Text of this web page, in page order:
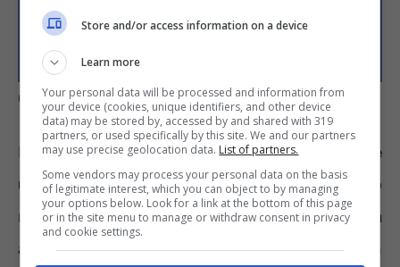
Come andare in pensione a 59 anni – Informazioneoggi.it
Lapensione per precoci richiede
unicamente 41 anni di contributidi cui uno
maturato prima dei 19 anni e l’appartenenza
ad una categoria dell’APE Sociale. Facendo un
Store and/or access information on a device
Learn more
Your personal data will be processed and information from
your device (cookies, unique identifiers, and other device
data) may be stored by, accessed by and shared with 319
partners, or used specifically by this site. We and our partners
may use precise geolocation data. List of partners.
Some vendors may process your personal data on the basis
of legitimate interest, which you can object to by managing
your options below. Look for a link at the bottom of this page
or in the site menu to manage or withdraw consent in privacy
and cookie settings.